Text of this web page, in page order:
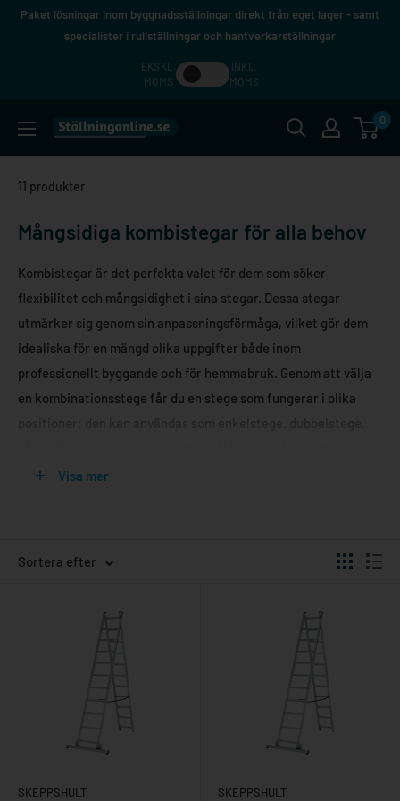
HoppaPaket lösningar inom byggnadsställningar direkt från eget lager - samt
specialister i rullställningar och hantverkarställningar
EKSKL.
MOMS
INKL.
MOMS
Ställningonline.se
0
11 produkter
Mångsidiga kombistegar för alla behov
Kombistegar är det perfekta valet för dem som söker
flexibilitet och mångsidighet i sina stegar. Dessa stegar
utmärker sig genom sin anpassningsförmåga, vilket gör dem
idealiska för en mängd olika uppgifter både inom
professionellt byggande och för hemmabruk. Genom att välja
en kombinationsstege får du en stege som fungerar i olika
smarta design. Denna förmåga att förvandlas mellan olika
stegar långvarig hållbarhet och stabilitet, vilket är avgörande
kombistege
Kombistegar erbjuder en mängd fördelar som gör dem till en
populär lösning. En av de mest framträdande fördelarna är
Visa mer
Sortera efter
SKEPPSHULT SKEPPSHULT